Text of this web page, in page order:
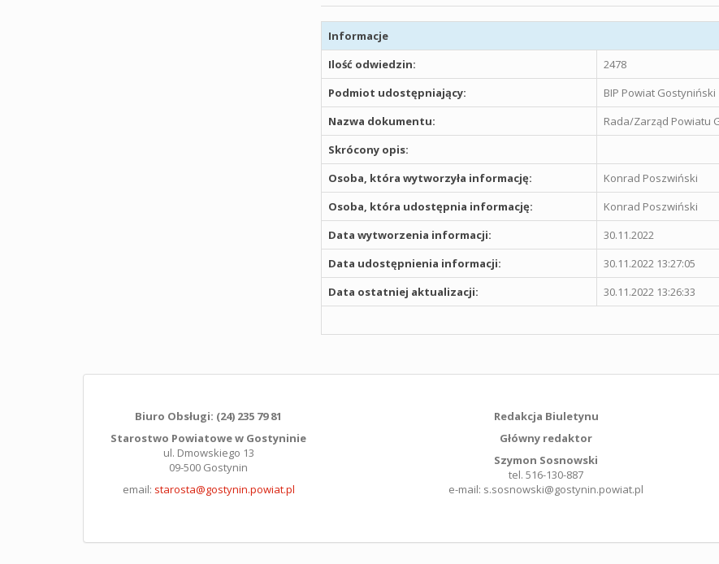
Informacje
Ilość odwiedzin:
2478
Podmiot udostępniający:
BIP Powiat Gostyniński
Nazwa dokumentu:
Rada/Zarząd Powiatu
Skrócony opis:
Osoba, która wytworzyła informację:
Konrad Poszwiński
Osoba, która udostępnia informację:
Konrad Poszwiński
Data wytworzenia informacji:
30.11.2022
Data udostępnienia informacji:
30.11.2022 13:27:05
Data ostatniej aktualizacji:
30.11.2022 13:26:33
Biuro Obsługi: (24) 235 79 81
Starostwo Powiatowe w Gostyninie
ul. Dmowskiego 13
09-500 Gostynin
email: starosta@gostynin.powiat.pl
Redakcja Biuletynu
Główny redaktor
Szymon Sosnowski
tel. 516-130-887
e-mail: s.sosnowski@gostynin.powiat.pl